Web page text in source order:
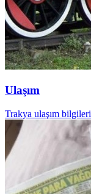
Ulaşım
Trakya ulaşım bilgileri